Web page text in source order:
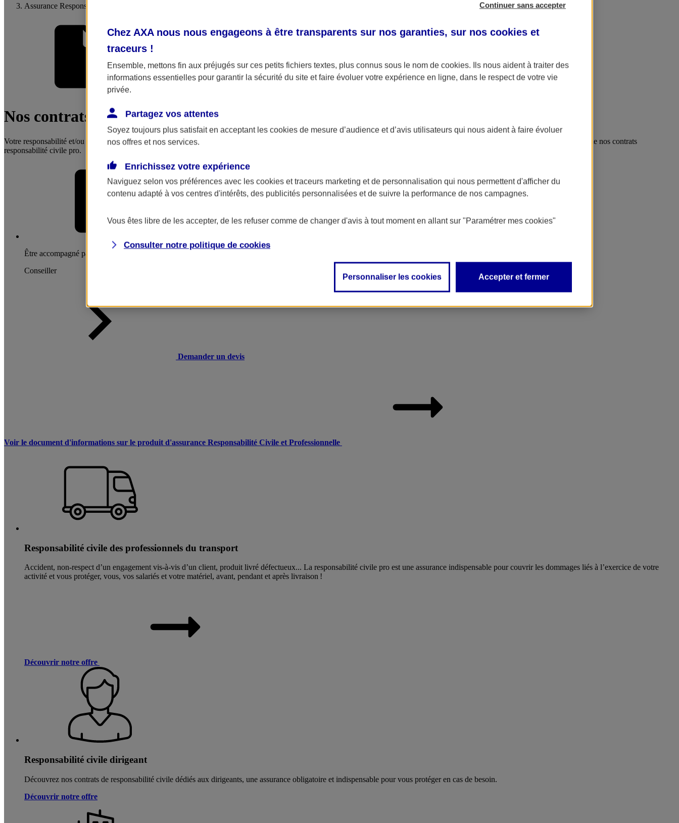
Assurance Responsabilité Civile Professionnelle
Nos contrats responsabilité civile
Votre responsabilité et/ou celle de votre entreprise peuvent être engagées à tout moment , litige avec un salarié, accident affectant un tiers... Vous protéger dans ces situations, c'est le but de nos contrats
responsabilité civile pro.
Être accompagné par un
Conseiller
Demander un devis
Voir le document d'informations sur le produit d'assurance Responsabilité Civile et Professionnelle
Responsabilité civile des professionnels du transport
Accident, non-respect d’un engagement vis-à-vis d’un client, produit livré défectueux... La responsabilité civile pro est une assurance indispensable pour couvrir les dommages liés à l’exercice de votre
activité et vous protéger, vous, vos salariés et votre matériel, avant, pendant et après livraison !
Découvrir notre offre
Responsabilité civile dirigeant
Découvrez nos contrats de responsabilité civile dédiés aux dirigeants, une assurance obligatoire et indispensable pour vous protéger en cas de besoin.
Découvrir notre offre
Continuer sans accepter
Chez AXA nous nous engageons à être transparents sur nos garanties, sur nos cookies et
traceurs !
Ensemble, mettons fin aux préjugés sur ces petits fichiers textes, plus connus sous le nom de cookies. Ils nous aident à traiter des
informations essentielles pour garantir la sécurité du site et faire évoluer votre expérience en ligne, dans le respect de votre vie
privée.
Partagez vos attentes
Soyez toujours plus satisfait en acceptant les cookies de mesure d’audience et d’avis utilisateurs qui nous aident à faire évoluer
nos offres et nos services.
Enrichissez votre expérience
Naviguez selon vos préférences avec les cookies et traceurs marketing et de personnalisation qui nous permettent d'afficher du
contenu adapté à vos centres d'intérêts, des publicités personnalisées et de suivre la performance de nos campagnes.
Vous êtes libre de les accepter, de les refuser comme de changer d'avis à tout moment en allant sur "Paramétrer mes cookies"
Consulter notre politique de cookies
Personnaliser les cookies Accepter et fermer